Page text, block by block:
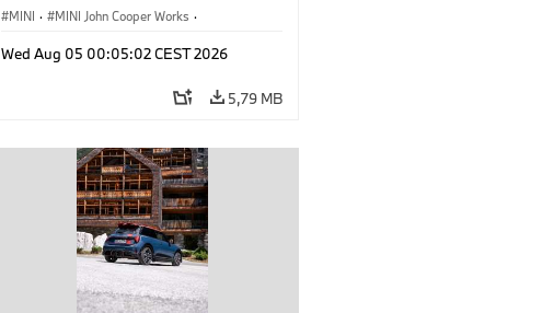
MINI · MINI John Cooper Works ·
Wed Aug 05 00:05:02 CEST 2026
5,79 MB